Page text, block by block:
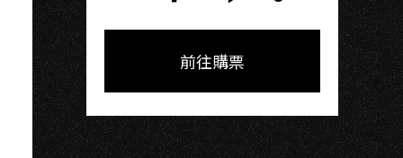
on
Facebook
on
LINE
Link
前往購票